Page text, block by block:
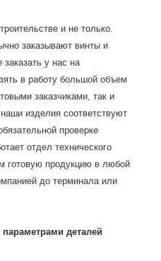
и не только.
заказывают винты и
у нас на
в работу большой объем
заказчиками, так и
изделия соответствуют
проверке
отдел технического
готовую продукцию в любой
до терминала или
деталей